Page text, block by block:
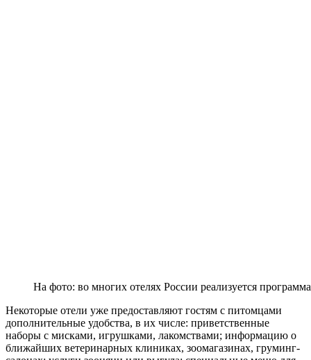
На фото: во многих отелях России реализуется
Некоторые отели уже предоставляют гостям с питомцами
дополнительные удобства, в их числе: приветственные
наборы с мисками, игрушками, лакомствами; информацию о
ближайших ветеринарных клиниках, зоомагазинах, груминг-